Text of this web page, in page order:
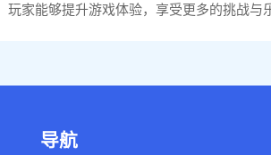
家能够提升游戏体验，享受更多的挑战与
导航